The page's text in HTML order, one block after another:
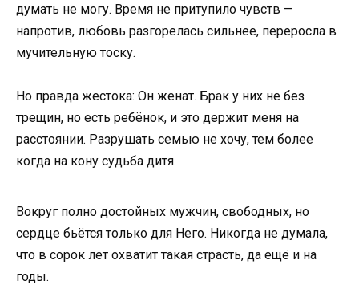
думать не могу. Время не притупило чувств —
напротив, любовь разгорелась сильнее, переросла в
мучительную тоску.
Но правда жестока: Он женат. Брак у них не без
трещин, но есть ребёнок, и это держит меня на
расстоянии. Разрушать семью не хочу, тем более
когда на кону судьба дитя.
Вокруг полно достойных мужчин, свободных, но
сердце бьётся только для Него. Никогда не думала,
что в сорок лет охватит такая страсть, да ещё и на
годы.